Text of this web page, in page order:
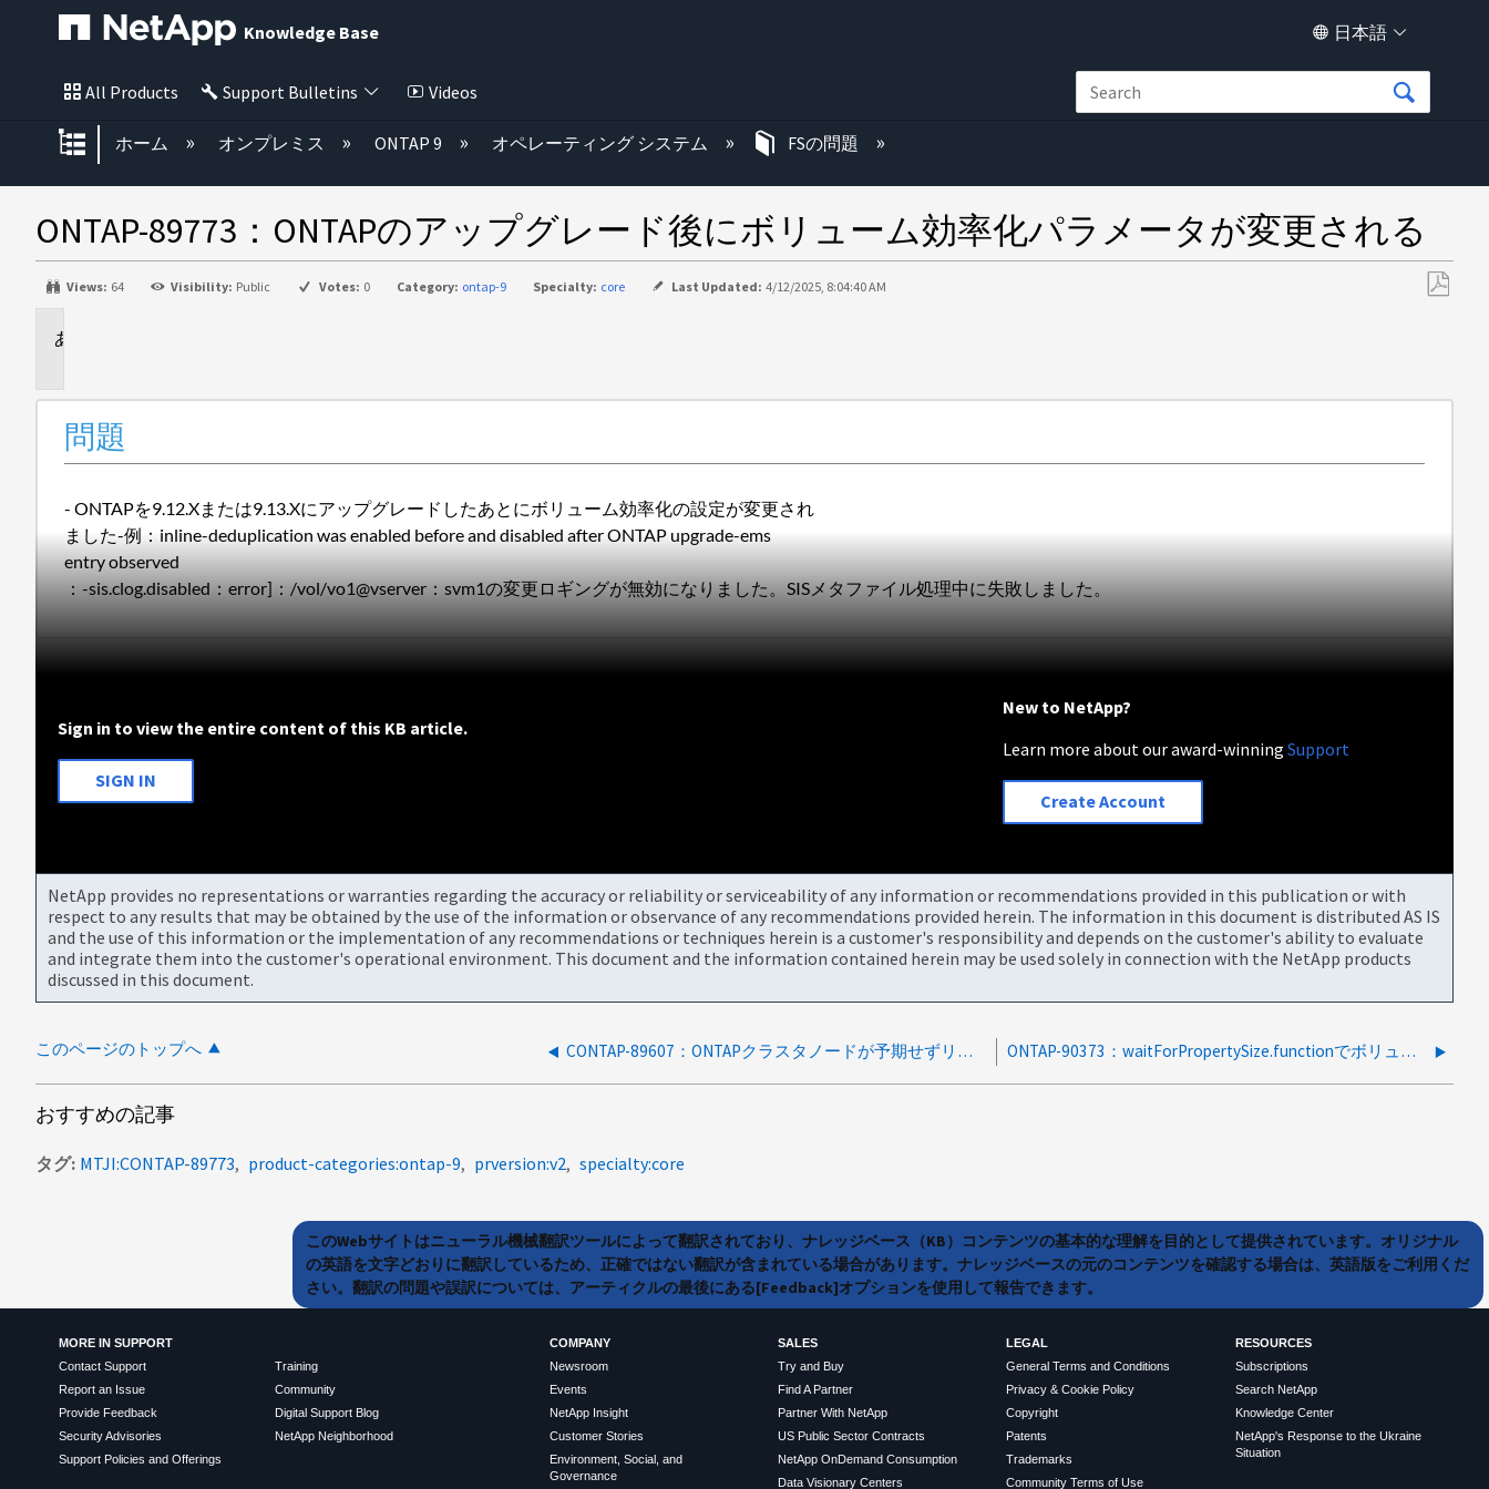
Knowledge Base 日本語
All Products Support Bulletins Videos
グローバル階層を展開/折りたたむ
ホーム オンプレミス ONTAP 9 オペレーティング システム FSの問題
ONTAP-89773：ONTAPのアップグレード後にボリューム効率化パラメータが変更される
保
Views: 64 Visibility: Public Votes: 0 Category: ontap-9 Specialty: core Last Updated: 4/12/2025, 8:04:40 AM
問題
- ONTAPを9.12.Xまたは9.13.Xにアップグレードしたあとにボリューム効率化の設定が変更され
ました-例：inline-deduplication was enabled before and disabled after ONTAP upgrade-ems
entry observed
：-sis.clog.disabled：error]：/vol/vo1@vserver：svm1の変更ロギングが無効になりました。SISメタファイル処理中に失敗しました。
Sign in to view the entire content of this KB article.
SIGN IN
New to NetApp?
Learn more about our award-winningSupport
Create Account
NetApp provides no representations or warranties regarding the accuracy or reliability or serviceability of any information or recommendations provided in this publication or with
respect to any results that may be obtained by the use of the information or observance of any recommendations provided herein. The information in this document is distributed AS IS
and the use of this information or the implementation of any recommendations or techniques herein is a customer's responsibility and depends on the customer's ability to evaluate
and integrate them into the customer's operational environment. This document and the information contained herein may be used solely in connection with the NetApp products
discussed in this document.
このページのトップへ CONTAP-89607：ONTAPクラスタノードが予期せずリブートする ONTAP-90373：waitForPropertySize.functionでボリュームサイズの更新中にFlexGroupクローンジョブが失敗しました。
おすすめの記事
タグ MTJI:CONTAP-89773 product-categories:ontap-9 prversion:v2 specialty:core
このWebサイトはニューラル機械翻訳ツールによって翻訳されており、ナレッジベース（KB）コンテンツの基本的な理解を目的として提供されています。オリジナル
の英語を文字どおりに翻訳しているため、正確ではない翻訳が含まれている場合があります。ナレッジベースの元のコンテンツを確認する場合は、英語版をご利用くだ
さい。翻訳の問題や誤訳については、アーティクルの最後にある[Feedback]オプションを使用して報告できます。
MORE IN SUPPORT
Contact Support
Report an Issue
Provide Feedback
Security Advisories
Support Policies and Offerings
Training
Community
Digital Support Blog
NetApp Neighborhood
COMPANY
Newsroom
Events
NetApp Insight
Customer Stories
Environment, Social, and
Governance
SALES
Try and Buy
Find A Partner
Partner With NetApp
US Public Sector Contracts
NetApp OnDemand Consumption
Data Visionary Centers
LEGAL
General Terms and Conditions
Privacy & Cookie Policy
Copyright
Patents
Trademarks
Community Terms of Use
RESOURCES
Subscriptions
Search NetApp
Knowledge Center
NetApp's Response to the Ukraine
Situation